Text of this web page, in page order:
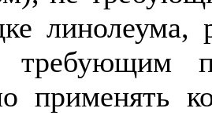
линолеума,
требующим
применять